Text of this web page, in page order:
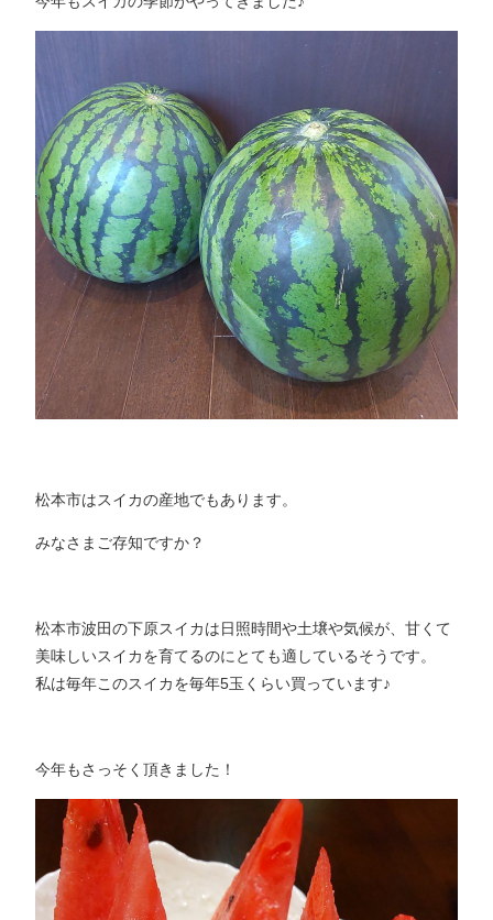
松本市はスイカの産地でもあります。
みなさまご存知ですか？
松本市波田の下原スイカは日照時間や土壌や気候が、甘くて
美味しいスイカを育てるのにとても適しているそうです。
私は毎年このスイカを毎年5玉くらい買っています♪
今年もさっそく頂きました！